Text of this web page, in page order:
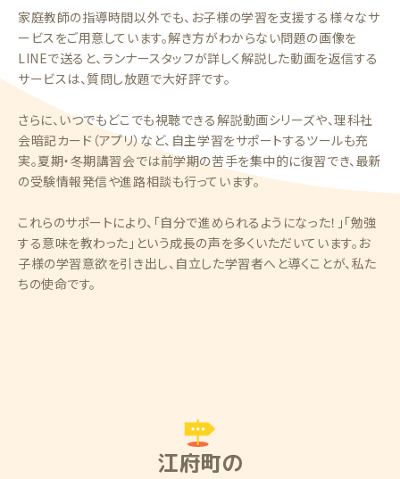
家庭教師の指導時間以外でも、お子様の学習を支援する様々なサ
ービスをご用意しています。解き方がわからない問題の画像を
LINEで送ると、ランナースタッフが詳しく解説した動画を返信する
サービスは、質問し放題で大好評です。
さらに、いつでもどこでも視聴できる解説動画シリーズや、理科社
会暗記カード（アプリ）など、自主学習をサポートするツールも充
実。夏期・冬期講習会では前学期の苦手を集中的に復習でき、最新
の受験情報発信や進路相談も行っています。
これらのサポートにより、「自分で進められるようになった！」「勉強
する意味を教わった」という成長の声を多くいただいています。お
子様の学習意欲を引き出し、自立した学習者へと導くことが、私た
ちの使命です。
江府町の